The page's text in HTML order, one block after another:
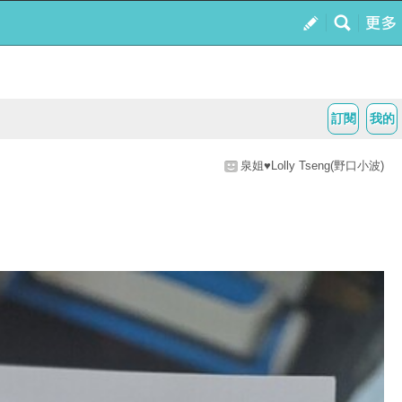
我的
訂閱
泉姐♥Lolly Tseng(野口小波)